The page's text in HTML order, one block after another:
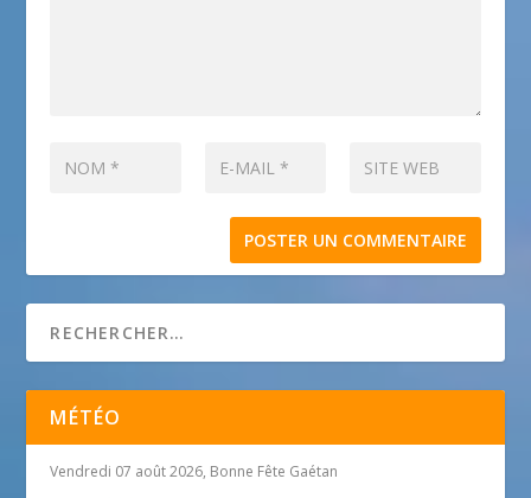
MÉTÉO
Vendredi 07 août 2026, Bonne Fête Gaétan